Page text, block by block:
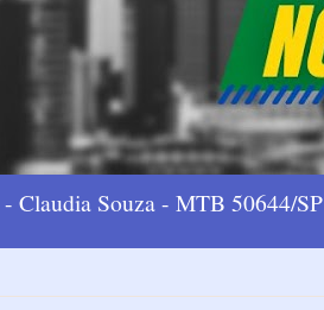
Claudia Souza - MTB 50644/SP